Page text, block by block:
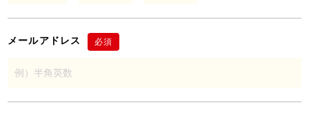
メールアドレス 必須